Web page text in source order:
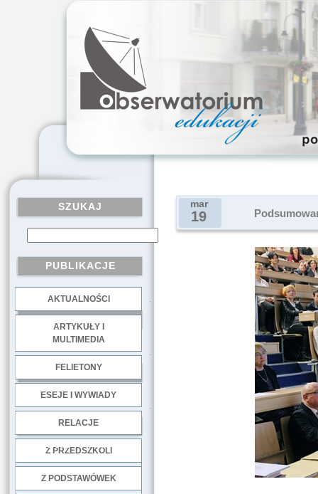
SZUKAJ
PUBLIKACJE
AKTUALNOŚCI
ARTYKUŁY I
MULTIMEDIA
FELIETONY
ESEJE I WYWIADY
RELACJE
Z PRZEDSZKOLI
Z PODSTAWÓWEK
mar
19